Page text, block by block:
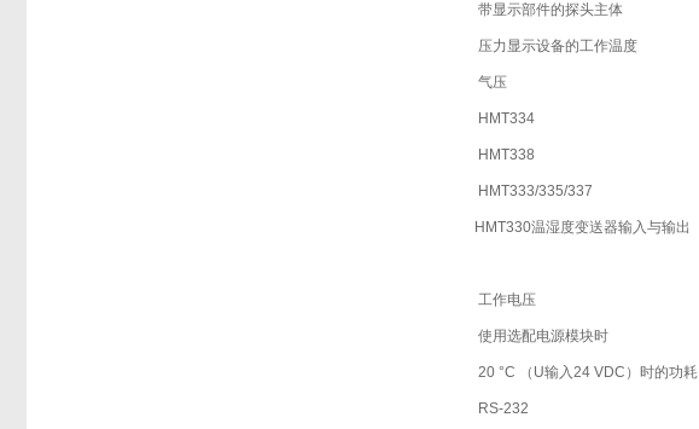
带显示部件的探头主体
压力显示设备的工作温度
气压
HMT334
HMT338
HMT333/335/337
HMT330温湿度变送器输入与输出
工作电压
使用选配电源模块时
20 °C （U输入24 VDC）时的功耗
RS-232